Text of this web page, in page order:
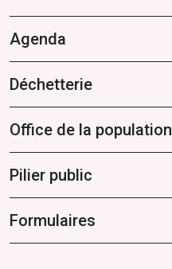
Agenda
Déchetterie
Office de la population
Pilier public
Formulaires